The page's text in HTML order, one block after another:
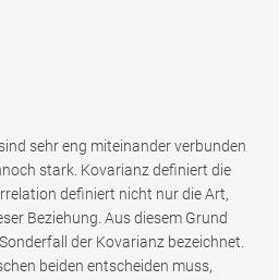
sehr eng miteinander verbunden
stark. Kovarianz definiert die
definiert nicht nur die Art,
Beziehung. Aus diesem Grund
der Kovarianz bezeichnet.
beiden entscheiden muss,